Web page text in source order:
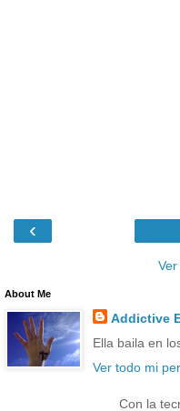
‹
About Me
Addictive
Ella baila en
Ver todo mi
Con la